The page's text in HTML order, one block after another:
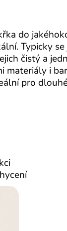
do
Typicky se
čistý a
materiály i
pro